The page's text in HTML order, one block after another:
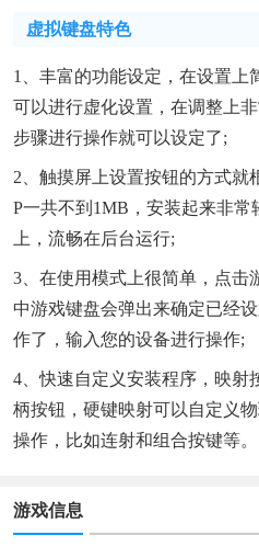
虚拟键盘特色
1、丰富的功能设定，在设置上
可以进行虚化设置，在调整上
步骤进行操作就可以设定了;
2、触摸屏上设置按钮的方式就
P一共不到1MB，安装起来非
上，流畅在后台运行;
3、在使用模式上很简单，点击
中游戏键盘会弹出来确定已经
作了，输入您的设备进行操作;
4、快速自定义安装程序，映射
柄按钮，硬键映射可以自定义
操作，比如连射和组合按键等。
游戏信息